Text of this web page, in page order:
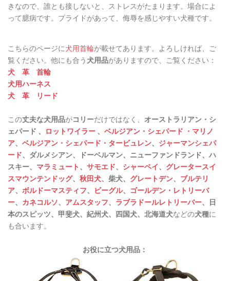
きなので、誰とも接しないと、ストレスがたまります。場合によ
って臆病です。プライドがあって、侮辱を感じやすい犬種です。
こちらのページに犬用首輪が載せてあります。よろしければ、ご
覧ください。他にも合う 犬用品がありますので、ご覧ください：
犬 革 首輪
犬用ハーネス
犬 革 リード
この丈夫な犬用品がコリーだけではなく、 オーストラリアン・シ
ェパード 、
ロットワイラー 、 ベルジアン・シェパード ・マリノ
ア、 ベルジアン・シェパード・タービュレン、 ジャーマンシェパ
ード、ダルメシアン、ドーベルマン、ニューファンドランド、ハ
スキー、 マラミュート 、 サモエド、 シャーペイ、 グレータースイ
スマウンテンドッグ、 秋田犬、 柴犬、 グレートデン、 ブルテリ
ア、 ボルドーマスティフ、 ビーグル、
ゴールデン・レトリーバ
ー、 カネコルソ、 アムスタッフ、 ラブラドールレトリーバー、日
本のスピッツ、甲斐犬、紀州犬、四国犬、北海道犬などの犬種に
も合います。
お役に立つ犬用品：